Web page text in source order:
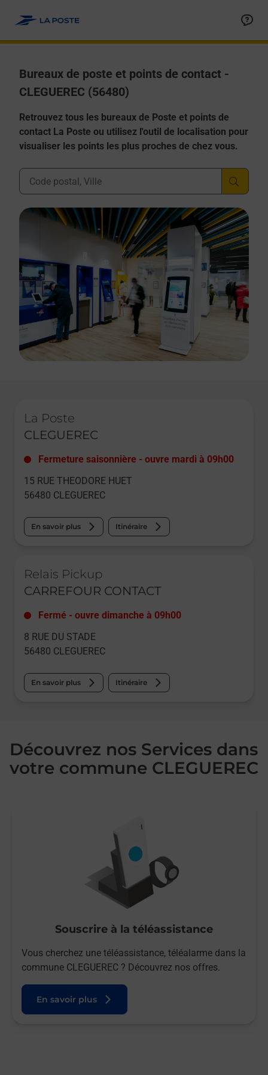
Bureaux de poste et points de contact -
CLEGUEREC (56480)
Retrouvez tous les bureaux de Poste et points de
contact La Poste ou utilisez l'outil de localisation pour
visualiser les points les plus proches de chez vous.
Ville, Département, Code Postal
La Poste
CLEGUEREC
Fermeture saisonnière - ouvre mardi à 09h00
15 RUE THEODORE HUET
56480 CLEGUEREC
En savoir plus Itinéraire
Relais Pickup
CARREFOUR CONTACT
Fermé - ouvre dimanche à 09h00
8 RUE DU STADE
56480 CLEGUEREC
En savoir plus Itinéraire
Découvrez nos Services dans
votre commune CLEGUEREC
Souscrire à la téléassistance
Vous cherchez une téléassistance, téléalarme dans la
commune CLEGUEREC ? Découvrez nos offres.
En savoir plus